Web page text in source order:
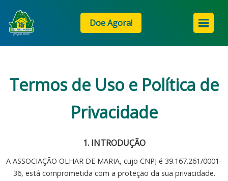
Doe Agora!
Termos de Uso e Política de
Privacidade
1. INTRODUÇÃO
A ASSOCIAÇÃO OLHAR DE MARIA, cujo CNPJ é 39.167.261/0001-
36, está comprometida com a proteção da sua privacidade.